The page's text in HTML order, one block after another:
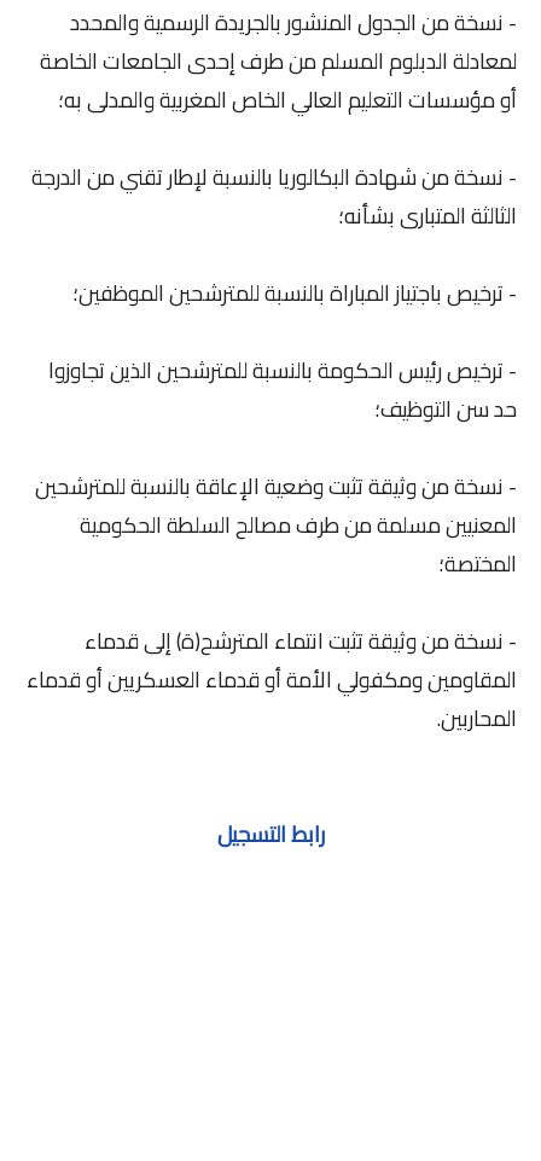
- نسخة من الجدول المنشور بالجريدة الرسمية والمحدد
لمعادلة الدبلوم المسلم من طرف إحدى الجامعات الخاصة
أو مؤسسات التعليم العالي الخاص المغربية والمدلى به؛
- نسخة من شهادة البكالوريا بالنسبة لإطار تقني من الدرجة
الثالثة المتبارى بشأنه؛
- ترخيص باجتياز المباراة بالنسبة للمترشحين الموظفين؛
- ترخيص رئيس الحكومة بالنسبة للمترشحين الذين تجاوزوا
حد سن التوظيف؛
- نسخة من وثيقة تثبت وضعية الإعاقة بالنسبة للمترشحين
المعنيين مسلمة من طرف مصالح السلطة الحكومية
المختصة؛
- نسخة من وثيقة تثبت انتماء المترشح(ة) إلى قدماء
المقاومين ومكفولي الأمة أو قدماء العسكريين أو قدماء
المحاربين.
رابط التسجيل